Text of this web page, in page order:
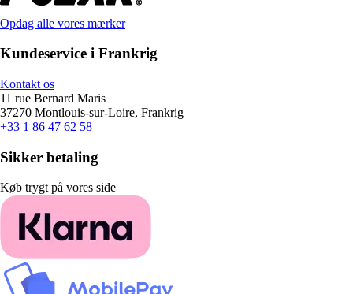
Opdag alle vores mærker
Kundeservice i Frankrig
Kontakt os
11 rue Bernard Maris
37270 Montlouis-sur-Loire, Frankrig
+33 1 86 47 62 58
Sikker betaling
Køb trygt på vores side